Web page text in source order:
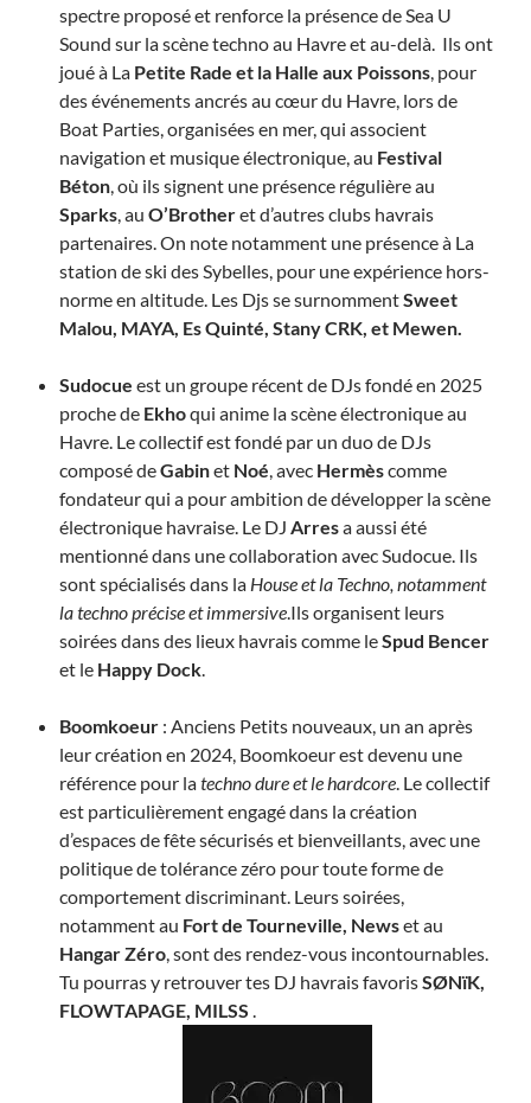
spectre proposé et renforce la présence de Sea U
Sound sur la scènetechno au Havreet au-delà. Ils ont
joué à La Petite Rade et la Halle aux Poissons, pour
des événements ancrés au cœur du Havre, lors de
Boat Parties, organisées en mer, qui associent
navigation et musique électronique, au Festival
Béton, où ils signent une présence régulière au
Sparks, au O’Brotheret d’autres clubs havrais
partenaires. On note notamment une présence à La
station de ski des Sybelles, pour une expérience hors-
norme en altitude. Les Djs se surnommentSweet
Malou, MAYA, Es Quinté, Stany CRK, et Mewen.
Sudocue est un groupe récent de DJs fondé en 2025
proche de Ekhoqui anime la scène électronique au
Havre. Le collectif est fondé par un duo de DJs
composé deGabinet Noé, avec Hermèscomme
fondateur qui a pour ambition de développer la scène
électronique havraise. Le DJ Arresa aussi été
mentionné dans une collaboration avec Sudocue. Ils
sont spécialisés dans la House et la Techno, notamment
la techno précise et immersive.Ils organisent leurs
soirées dans des lieux havrais comme leSpud Bencer
et le Happy Dock.
Boomkoeur : Anciens Petits nouveaux, un an après
leur création en 2024, Boomkoeur est devenu une
référence pour latechno dure et le hardcore. Le collectif
est particulièrement engagé dans la création
d’espaces de fête sécurisés et bienveillants, avec une
politique de tolérance zéro pour toute forme de
comportement discriminant. Leurs soirées,
notamment au Fort de Tourneville, Newset au
Hangar Zéro, sont des rendez-vous incontournables.
Tu pourras y retrouver tes DJ havrais favorisSØNïK,
FLOWTAPAGE, MILSS .